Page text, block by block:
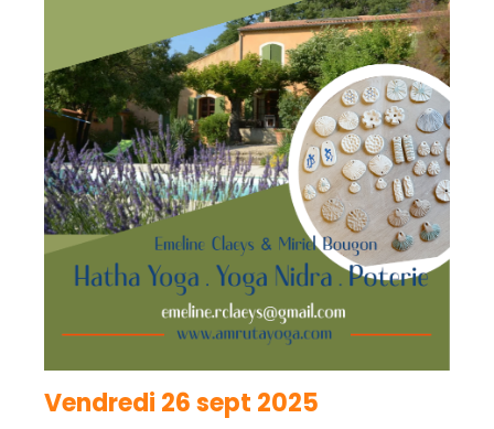
Vendredi 26 sept 2025